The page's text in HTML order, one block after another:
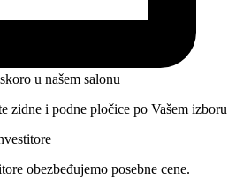
u našem salonu
zidne i podne pločice po Vašem izboru
obezbeđujemo posebne cene.